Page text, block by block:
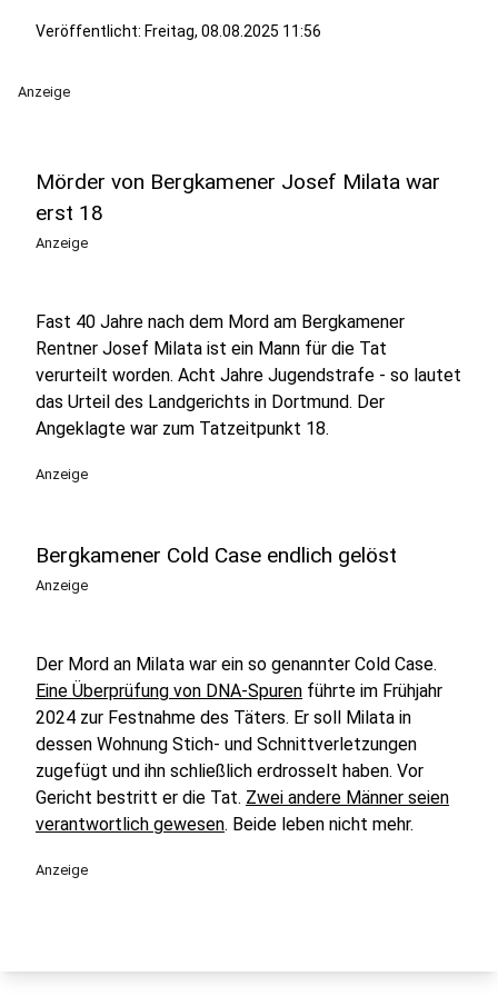
Veröffentlicht: Freitag, 08.08.2025 11:56
Anzeige
Mörder von Bergkamener Josef Milata war
erst 18
Anzeige
Fast 40 Jahre nach dem Mord am Bergkamener
Rentner Josef Milata ist ein Mann für die Tat
verurteilt worden. Acht Jahre Jugendstrafe - so lautet
das Urteil des Landgerichts in Dortmund. Der
Angeklagte war zum Tatzeitpunkt 18.
Anzeige
Bergkamener Cold Case endlich gelöst
Anzeige
Der Mord an Milata war ein so genannter Cold Case.
Eine Überprüfung von DNA-Spuren führte im Frühjahr
2024 zur Festnahme des Täters. Er soll Milata in
dessen Wohnung Stich- und Schnittverletzungen
zugefügt und ihn schließlich erdrosselt haben. Vor
Gericht bestritt er die Tat. Zwei andere Männer seien
verantwortlich gewesen. Beide leben nicht mehr.
Anzeige